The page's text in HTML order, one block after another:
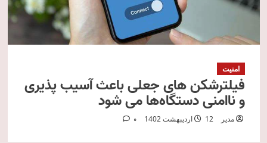
امنیت
فیلترشکن‌ های جعلی باعث آسیب پذیری
و ناامنی دستگاه‌ها می شود
مدیر 12 اردیبهشت 1402 0